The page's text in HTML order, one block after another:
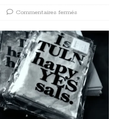
Commentaires fermés